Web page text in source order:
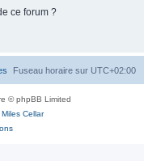
ce forum ?
Fuseau horaire sur UTC+02:00
© phpBB Limited
Miles Cellar